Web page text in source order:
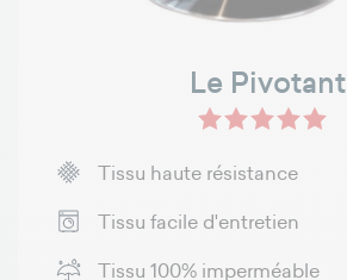
Le Pivotant
Tissu haute résistance
Tissu facile d'entretien
Tissu 100% imperméable